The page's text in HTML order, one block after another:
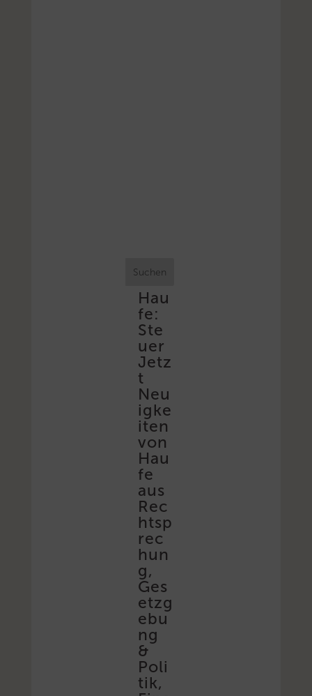
Suchen
Hau
fe:
Ste
uer
Jetz
t
Neu
igke
iten
von
Hau
fe
aus
Rec
htsp
rec
hun
g,
Ges
etzg
ebu
ng
&
Poli
tik,